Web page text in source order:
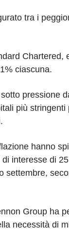
tra i
Chartered,
ciascuna.
pressione
più stringenti
hanno
interesse di
settembre,
Group ha
necessità di